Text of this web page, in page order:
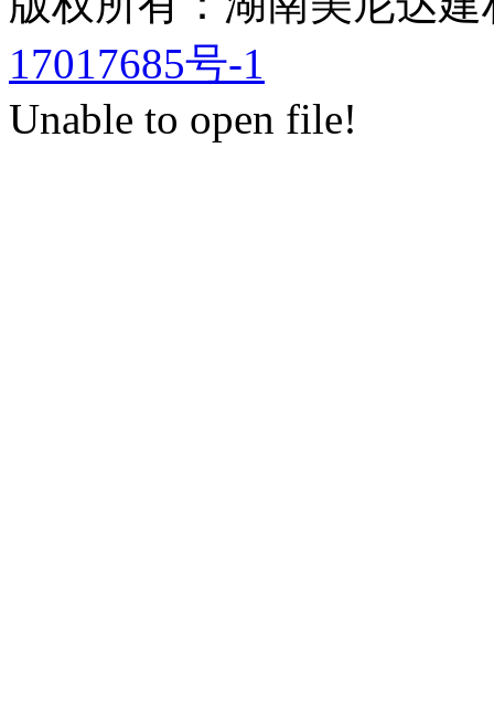
17017685号-1
Unable to open file!